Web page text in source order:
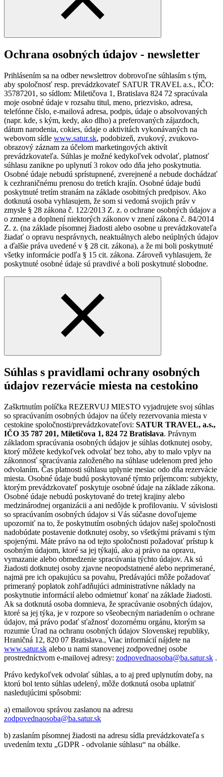
Ochrana osobných údajov - newsletter
Prihlásením sa na odber newslettrov dobrovoľne súhlasím s tým,
aby spoločnosť resp. prevádzkovateľ SATUR TRAVEL a.s., IČO:
35787201, so sídlom: Miletičova 1, Bratislava 824 72 spracúvala
moje osobné údaje v rozsahu titul, meno, priezvisko, adresa,
telefónne číslo, e-mailová adresa, podpis, údaje o absolvovaných
(napr. kde, s kým, kedy, ako dlho) a preferovaných zájazdoch,
dátum narodenia, cokies, údaje o aktivitách vykonávaných na
webovom sídle www.satur.sk, podobizeň, zvukový, zvukovo-
obrazový záznam za účelom marketingových aktivít
prevádzkovateľa. Súhlas je možné kedykoľvek odvolať, platnosť
súhlasu zanikne po uplynutí 3 rokov odo dňa jeho poskytnutia.
Osobné údaje nebudú sprístupnené, zverejnené a nebude dochádzať
k cezhraničnému prenosu do tretích krajín. Osobné údaje budú
poskytnuté tretím stranám na základe osobitných predpisov. Ako
dotknutá osoba vyhlasujem, že som si vedomá svojich práv v
zmysle § 28 zákona č. 122/2013 Z. z. o ochrane osobných údajov a
o zmene a doplnení niektorých zákonov v znení zákona č. 84/2014
Z. z. (na základe písomnej žiadosti alebo osobne u prevádzkovateľa
žiadať o opravu nesprávnych, neaktuálnych alebo neúplných údajov
a ďalšie práva uvedené v § 28 cit. zákona), a že mi boli poskytnuté
všetky informácie podľa § 15 cit. zákona. Zároveň vyhlasujem, že
poskytnuté osobné údaje sú pravdivé a boli poskytnuté slobodne.
Súhlas s pravidlami ochrany osobných
údajov rezervácie miesta na cestokino
Zaškrtnutím políčka REZERVUJ MIESTO vyjadrujete svoj súhlas
so spracúvaním osobných údajov na účely rezervovania miesta v
cestokine spoločnosti/prevádzkovateľovi: SATUR TRAVEL, a.s.,
IČO 35 787 201, Miletičova 1, 824 72 Bratislava. Právnym
základom spracúvania osobných údajov je súhlas dotknutej osoby,
ktorý môžete kedykoľvek odvolať bez toho, aby to malo vplyv na
zákonnosť spracúvania založeného na súhlase udelenom pred jeho
odvolaním. Čas platnosti súhlasu uplynie mesiac odo dňa rezervácie
miesta. Osobné údaje budú poskytované týmto príjemcom: subjekty,
ktorým prevádzkovateľ poskytuje osobné údaje na základe zákona.
Osobné údaje nebudú poskytované do tretej krajiny alebo
medzinárodnej organizácii a ani nedôjde k profilovaniu. V súvislosti
so spracúvaním osobných údajov si Vás súčasne dovoľujeme
upozorniť na to, že poskytnutím osobných údajov našej spoločnosti
nadobúdate postavenie dotknutej osoby, so všetkými právami s tým
spojenými. Máte právo na od tejto spoločnosti požadovať prístup k
osobným údajom, ktoré sa jej týkajú, ako aj právo na opravu,
vymazanie alebo obmedzenie spracúvania týchto údajov. Ak sú
žiadosti dotknutej osoby zjavne neopodstatnené alebo neprimerané,
najmä pre ich opakujúcu sa povahu, Predávajúci môže požadovať
primeraný poplatok zohľadňujúci administratívne náklady na
poskytnutie informácií alebo odmietnuť konať na základe žiadosti.
Ak sa dotknutá osoba domnieva, že spracúvanie osobných údajov,
ktoré sa jej týka, je v rozpore so všeobecným nariadením o ochrane
údajov, má právo podať sťažnosť dozornému orgánu, ktorým sa
rozumie Úrad na ochranu osobných údajov Slovenskej republiky,
Hraničná 12, 820 07 Bratislava., Viac informácií nájdete na
www.satur.sk alebo u nami stanovenej zodpovednej osobe
prostredníctvom e-mailovej adresy: zodpovednaosoba@ba.satur.sk .
Právo kedykoľvek odvolať súhlas, a to aj pred uplynutím doby, na
ktorú bol tento súhlas udelený, môže dotknutá osoba uplatniť
nasledujúcimi spôsobmi:
a) emailovou správou zaslanou na adresu
zodpovednaosoba@ba.satur.sk
b) zaslaním písomnej žiadosti na adresu sídla prevádzkovateľa s
uvedením textu „GDPR - odvolanie súhlasu“ na obálke.